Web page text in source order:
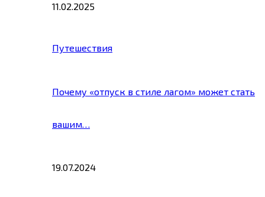
11.02.2025
Путешествия
Почему «отпуск в стиле лагом» может стать
вашим…
19.07.2024